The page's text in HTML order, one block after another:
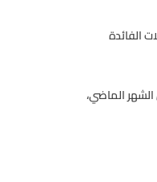
الفائدة
من أصل 70 مدينة في البلاد خلال الشهر الماضي،